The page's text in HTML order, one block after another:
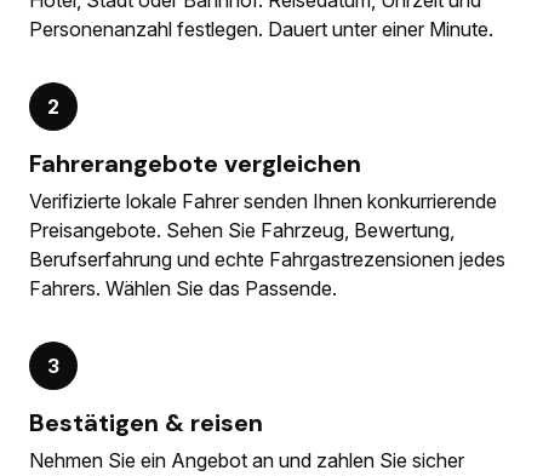
Personenanzahl festlegen. Dauert unter einer Minute.
2
Fahrerangebote vergleichen
Verifizierte lokale Fahrer senden Ihnen konkurrierende
Preisangebote. Sehen Sie Fahrzeug, Bewertung,
Berufserfahrung und echte Fahrgastrezensionen jedes
Fahrers. Wählen Sie das Passende.
3
Bestätigen & reisen
Nehmen Sie ein Angebot an und zahlen Sie sicher